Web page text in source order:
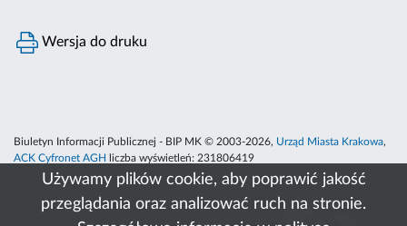
Używamy plików cookie, aby poprawić jakość
przeglądania oraz analizować ruch na stronie.
Wersja do druku
Biuletyn Informacji Publicznej - BIP MK © 2003-2026, Urząd Miasta Krakowa,
ACK Cyfronet AGH
liczba wyświetleń: 231806419